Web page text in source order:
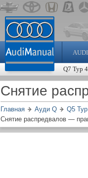
AUDI
Q7 Typ
Снятие
Главная Ауди Q Q5
Снятие распредвалов —